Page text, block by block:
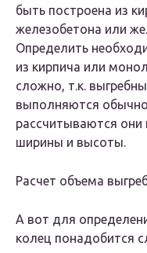
быть построена из
железобетона или
Определить
из кирпича или
сложно, т.к.
выполняются
рассчитываются
ширины и высоты.
Расчет объема
А вот для
колец понадобится